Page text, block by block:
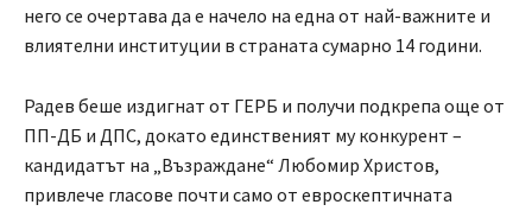
него се очертава да е начело на една от най-важните и
влиятелни институции в страната сумарно 14 години.
Радев беше издигнат от ГЕРБ и получи подкрепа още от
ПП-ДБ и ДПС, докато единственият му конкурент –
кандидатът на „Възраждане“ Любомир Христов,
привлече гласове почти само от евроскептичната